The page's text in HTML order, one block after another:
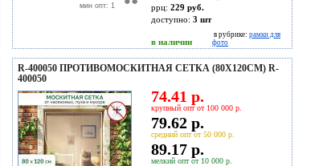
мин опт: 1
ррц: 229 руб.
доступно: 3 шт
в наличии
в рубрике: рамки для
фото
R-400050 ПРОТИВОМОСКИТНАЯ СЕТКА (80Х120СМ) R-
400050
74.41 р.
крупный опт от 100 000 р.
79.62 р.
средний опт от 50 000 р.
89.17 р.
мелкий опт от 10 000 р.